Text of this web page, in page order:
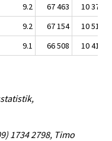
9.2 67 463
10 378
9.2 67 154
10 517
9.1 66 508 10 417
1734 2798, Timo